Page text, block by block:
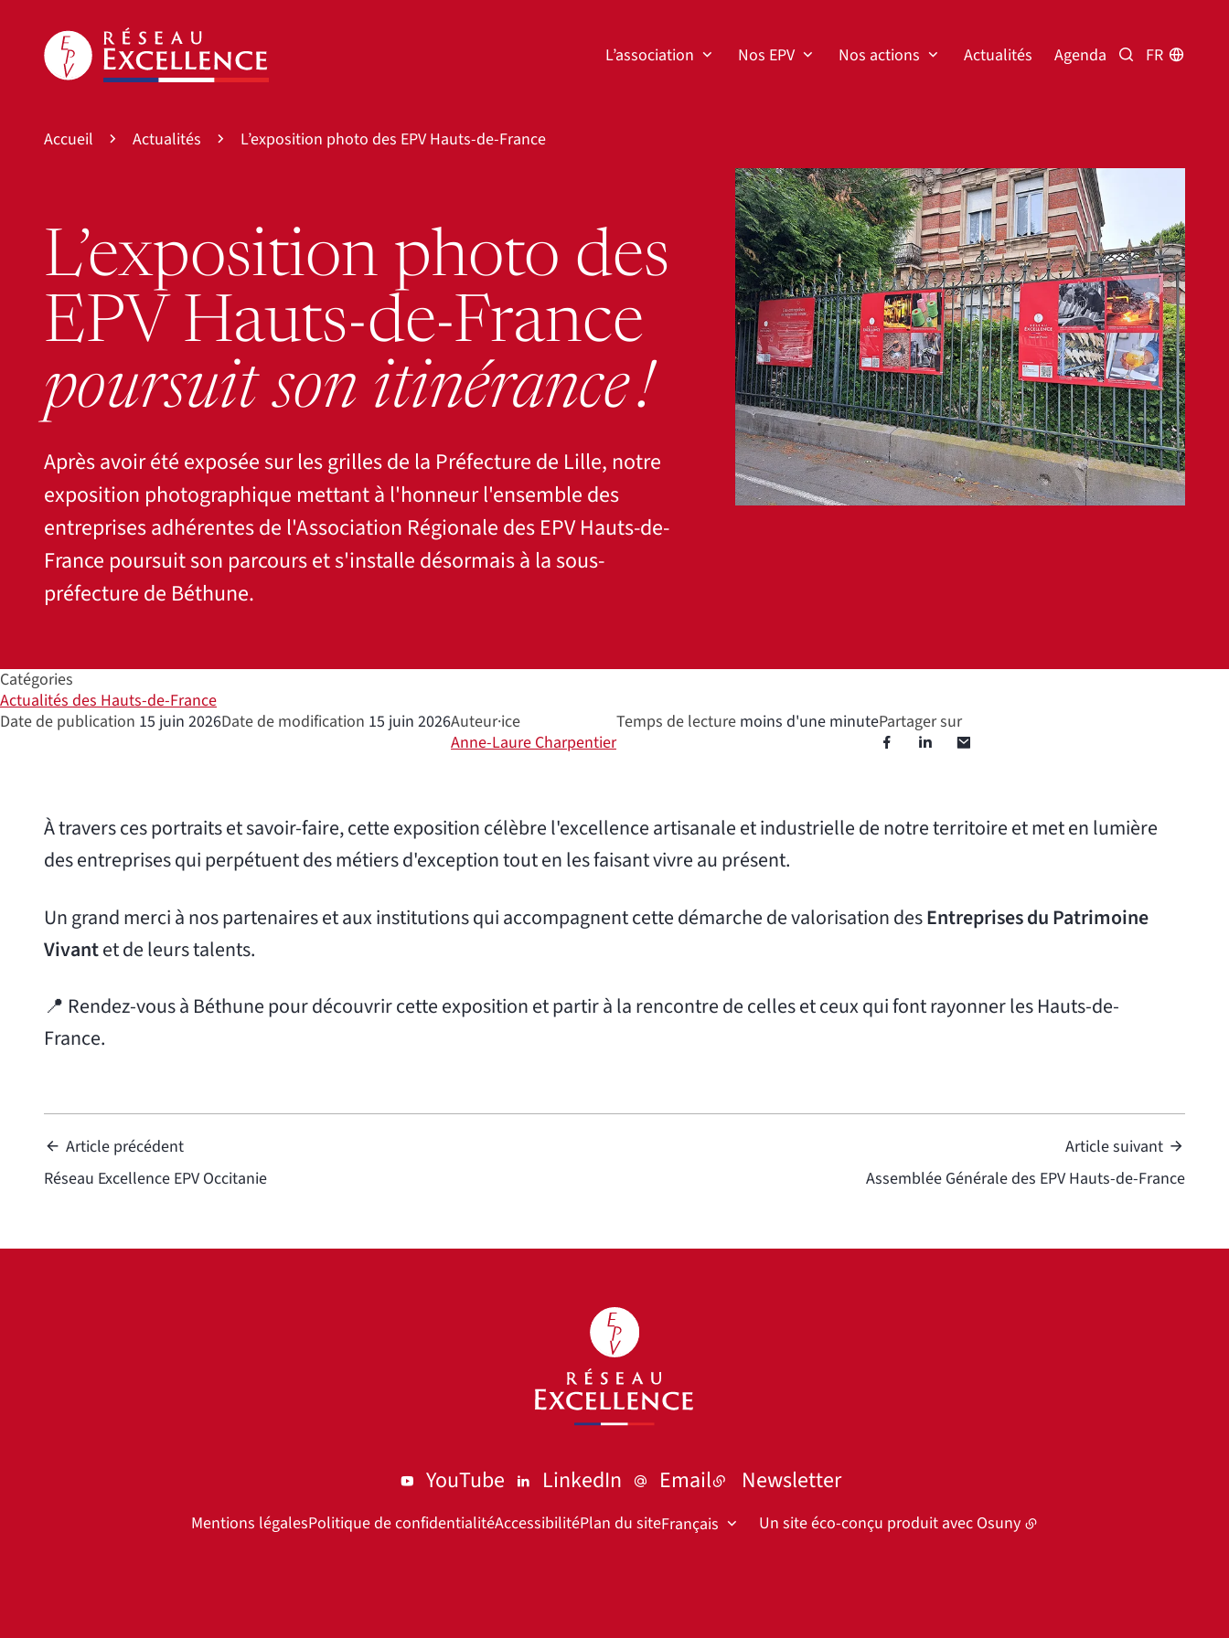
L’association Nos EPV Nos actions Actualités Agenda Rechercher
FR
Accueil Actualités L’exposition photo des EPV Hauts-de-France
L’exposition photo des
EPV Hauts-de-France
poursuit son itinérance !
Après avoir été exposée sur les grilles de la Préfecture de Lille, notre
exposition photographique mettant à l'honneur l'ensemble des
entreprises adhérentes de l'Association Régionale des EPV Hauts-de-
France poursuit son parcours et s'installe désormais à la sous-
préfecture de Béthune.
Agrandir
Catégories
Actualités des Hauts-de-France
Date de publication 15 juin 2026Date de modification 15 juin 2026Auteur·ice
Anne-Laure Charpentier
Temps de lecture moins d'une minutePartager sur
À travers ces portraits et savoir-faire, cette exposition célèbre l'excellence artisanale et industrielle de notre territoire et met en lumière
des entreprises qui perpétuent des métiers d'exception tout en les faisant vivre au présent.
Un grand merci à nos partenaires et aux institutions qui accompagnent cette démarche de valorisation desEntreprises du Patrimoine
Vivantet de leurs talents.
📍 Rendez-vous à Béthune pour découvrir cette exposition et partir à la rencontre de celles et ceux qui font rayonner les Hauts-de-
France.
Article précédent
Réseau Excellence EPV Occitanie
Article suivant
Assemblée Générale des EPV Hauts-de-France
Newsletter
Email
LinkedIn
YouTube
Mentions légalesPolitique de confidentialitéAccessibilitéPlan du siteFrançais Un site éco-conçu produit avec Osuny